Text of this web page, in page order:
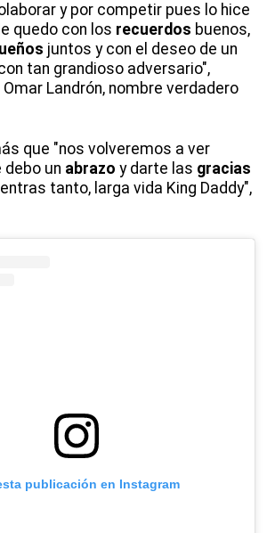
y por competir pues lo hice
quedo con los recuerdos buenos,
juntos y con el deseo de un
tan grandioso adversario",
Landrón, nombre verdadero
que "nos volveremos a ver
un abrazo y darte las gracias
tanto, larga vida King Daddy",
publicación en Instagram